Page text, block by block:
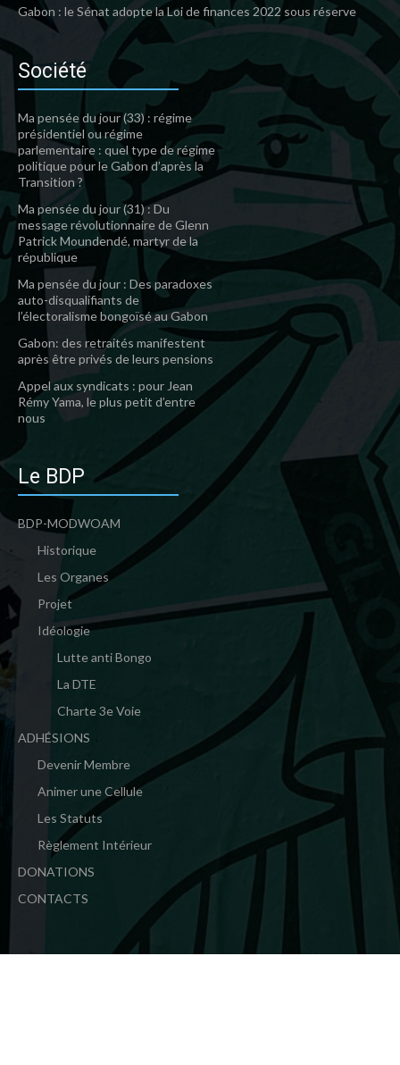
Gabon : le Sénat adopte la Loi de finances 2022 sous réserve
Société
Ma pensée du jour (33) : régime
présidentiel ou régime
parlementaire : quel type de régime
politique pour le Gabon d’après la
Transition ?
Ma pensée du jour (31) : Du
message révolutionnaire de Glenn
Patrick Moundendé, martyr de la
république
Ma pensée du jour : Des paradoxes
auto-disqualifiants de
l’électoralisme bongoïsé au Gabon
Gabon: des retraités manifestent
après être privés de leurs pensions
Appel aux syndicats : pour Jean
Rémy Yama, le plus petit d’entre
nous
Le BDP
BDP-MODWOAM
Historique
Les Organes
Projet
Idéologie
Lutte anti Bongo
La DTE
Charte 3e Voie
ADHÉSIONS
Devenir Membre
Animer une Cellule
Les Statuts
Règlement Intérieur
DONATIONS
CONTACTS